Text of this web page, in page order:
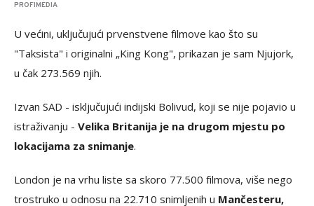
PROFIMEDIA
U većini, uključujući prvenstvene filmove kao što su
"Taksista" i originalni „King Kong", prikazan je sam Njujork,
u čak 273.569 njih.
Izvan SAD - isključujući indijski Bolivud, koji se nije pojavio u
istraživanju - Velika Britanija je na drugom mjestu po
lokacijama za snimanje.
London je na vrhu liste sa skoro 77.500 filmova, više nego
trostruko u odnosu na 22.710 snimljenih u Mančesteru,